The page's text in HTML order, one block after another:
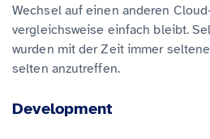
Wechsel auf einen anderen
vergleichsweise einfach bleibt.
wurden mit der Zeit immer
selten anzutreffen.
Development